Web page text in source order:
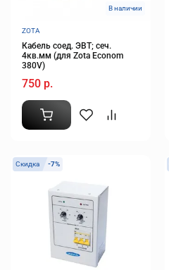
В наличии
ZOTA
Кабель соед. ЭВТ; сеч.
4кв.мм (для Zota Econom
380V)
750 р.
Скидка -7%